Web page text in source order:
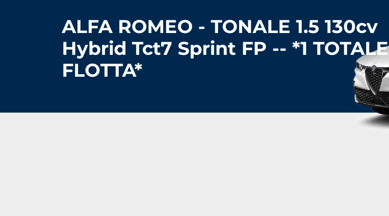
ALFA ROMEO - TONALE 1.5 130cv
Hybrid Tct7 Sprint FP -- *1 TOTALE
FLOTTA*